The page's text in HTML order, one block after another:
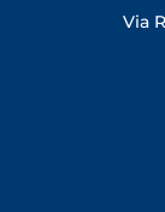
Via